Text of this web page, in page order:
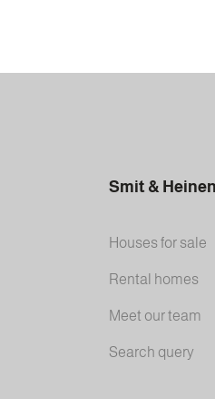
Smit & Heinen
Houses for sale
Rental homes
Meet our team
Search query